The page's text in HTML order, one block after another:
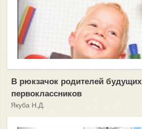
В рюкзачок родителей будущих
первоклассников
Якуба Н.Д.